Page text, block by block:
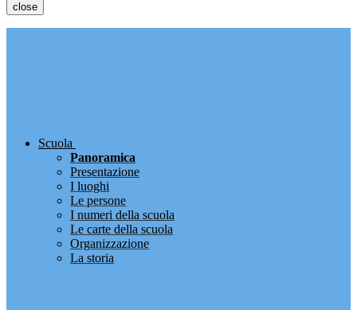
close
Scuola
Panoramica
Presentazione
I luoghi
Le persone
I numeri della scuola
Le carte della scuola
Organizzazione
La storia